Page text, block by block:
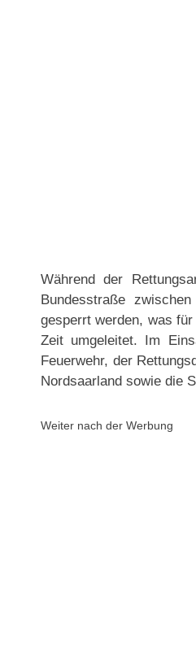
Während der
Bundesstraße
gesperrt werden, was
Zeit umgeleitet. Im
Feuerwehr, der
Nordsaarland sowie die
Weiter nach der Werbung